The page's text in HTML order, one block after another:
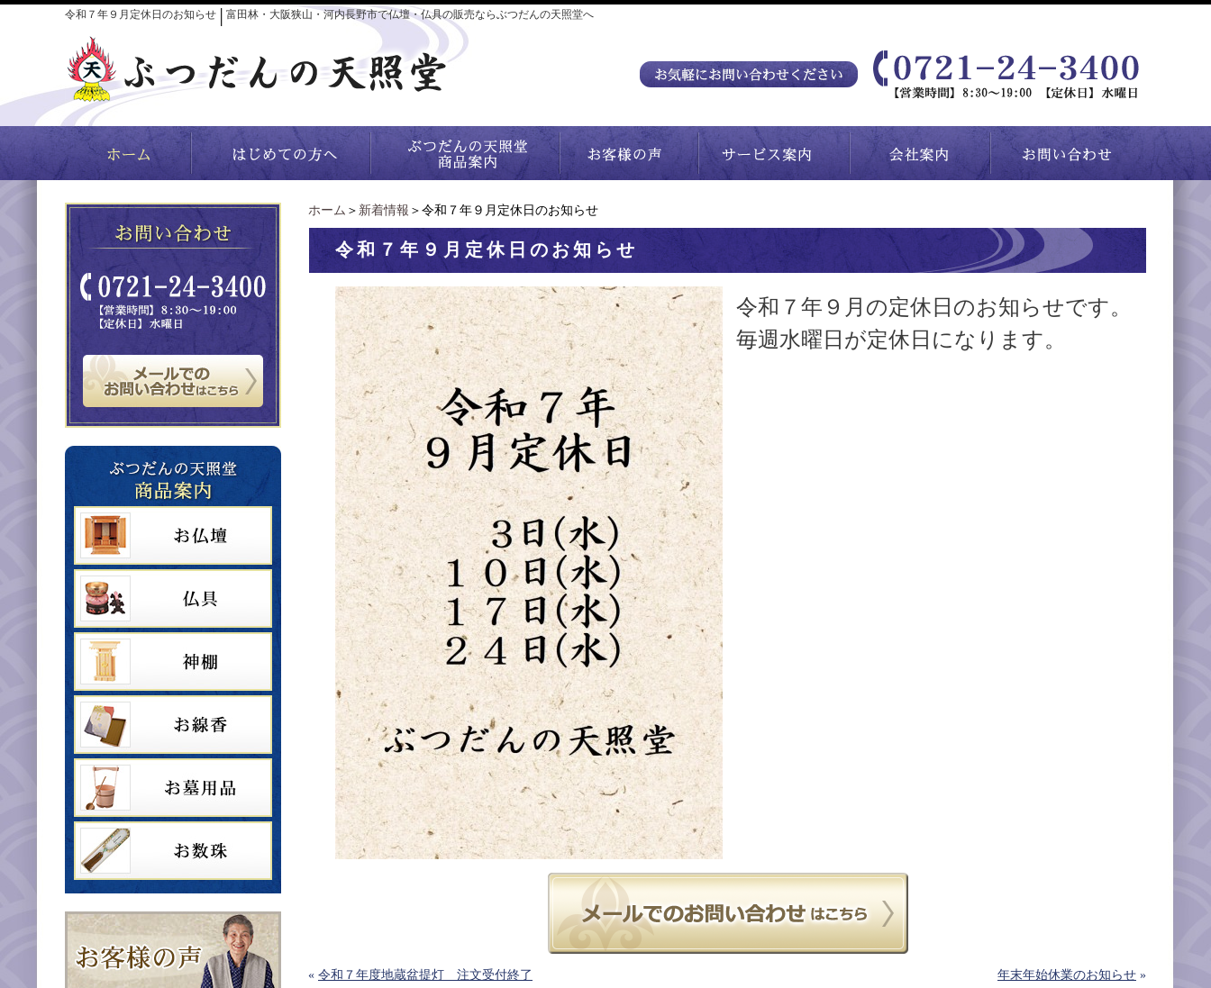
令和７年９月定休日のお知らせ 富田林・大阪狭山・河内長野市で仏壇・仏具の販売ならぶつだんの天照堂へ
ホーム ＞ 新着情報 ＞令和７年９月定休日のお知らせ
令和７年９月定休日のお知らせ
令和７年９月の定休日のお知らせです。
毎週水曜日が定休日になります。
« 令和７年度地蔵盆提灯 注文受付終了 年末年始休業のお知らせ »